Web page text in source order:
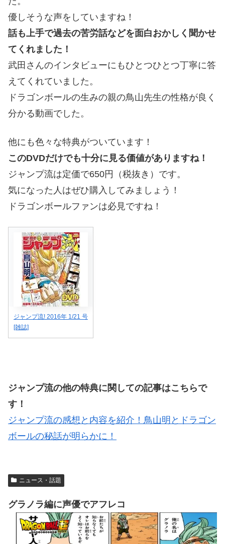
優しそうな声をしていますね！
話も上手で過去の苦労話などを面白おかしく聞かせ
てくれました！
武田さんのインタビューにもひとつひとつ丁寧に答
えてくれていました。
ドラゴンボールの生みの親の鳥山先生の性格が良く
分かる動画でした。
他にも色々な特典がついています！
このDVDだけでも十分に見る価値がありますね！
ジャンプ流は定価で650円（税抜き）です。
気になった人はぜひ購入してみましょう！
ドラゴンボールファンは必見ですね！
ジャンプ流! 2016年 1/21 号
[雑誌]
ジャンプ流の他の特典に関しての記事はこちらで
す！
ジャンプ流の感想と内容を紹介！鳥山明とドラゴン
ボールの秘話が明らかに！
ニュース・話題
グラノラ編に声優でアフレコ